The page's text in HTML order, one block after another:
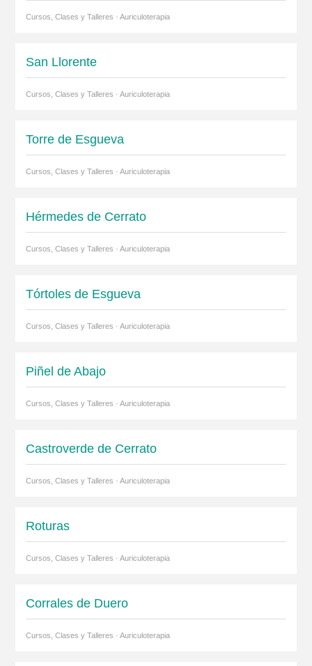
Cursos, Clases y Talleres · Auriculoterapia
San Llorente
Cursos, Clases y Talleres · Auriculoterapia
Torre de Esgueva
Cursos, Clases y Talleres · Auriculoterapia
Hérmedes de Cerrato
Cursos, Clases y Talleres · Auriculoterapia
Tórtoles de Esgueva
Cursos, Clases y Talleres · Auriculoterapia
Piñel de Abajo
Cursos, Clases y Talleres · Auriculoterapia
Castroverde de Cerrato
Cursos, Clases y Talleres · Auriculoterapia
Roturas
Cursos, Clases y Talleres · Auriculoterapia
Corrales de Duero
Cursos, Clases y Talleres · Auriculoterapia